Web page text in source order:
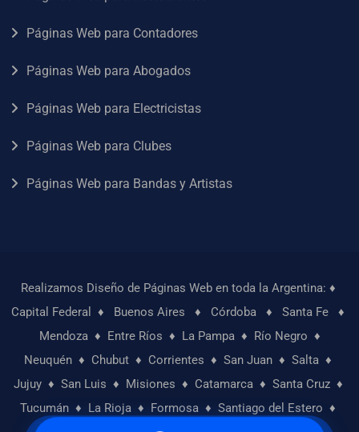
Páginas Web para Contadores
Páginas Web para Abogados
Páginas Web para Electricistas
Páginas Web para Clubes
Páginas Web para Bandas y Artistas
Realizamos Diseño de Páginas Web en toda la Argentina: ♦
Capital Federal
♦ Buenos Aires ♦ Córdoba ♦ Santa Fe ♦
Mendoza♦ Entre Ríos ♦ La Pampa♦ Río Negro ♦
Neuquén ♦ Chubut ♦ Corrientes ♦ San Juan ♦ Salta ♦
Jujuy♦ San Luis ♦ Misiones ♦ Catamarca♦ Santa Cruz♦
Tucumán ♦ La Rioja ♦ Formosa ♦ Santiago del Estero ♦